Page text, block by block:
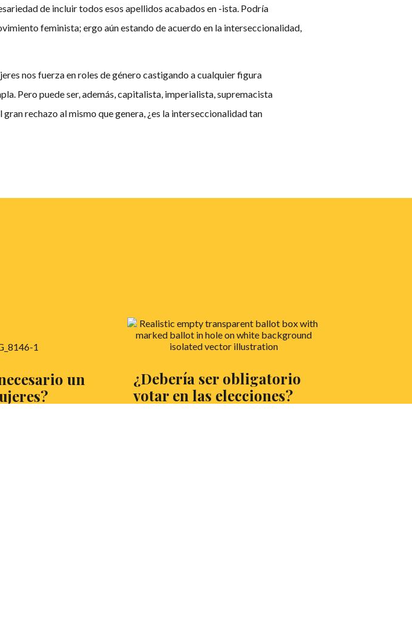
de incluir todos esos apellidos acabados en -ista. Podría
feminista; ergo aún estando de acuerdo en la interseccionalidad,
nos fuerza en roles de género castigando a cualquier figura
Pero puede ser, además, capitalista, imperialista, supremacista
rechazo al mismo que genera, ¿es la interseccionalidad tan
un
¿Debería ser obligatorio
votar en las elecciones?